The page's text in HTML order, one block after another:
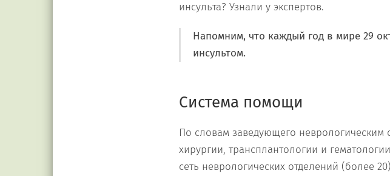
инсульта? Узнали у экспертов.
Напомним, что каждый год в мире 29
инсультом.
Система помощи
По словам заведующего
хирургии, трансплантологии и
сеть неврологических отделений (более